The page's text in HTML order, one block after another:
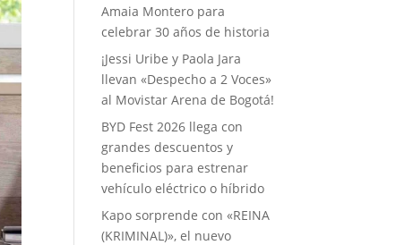
Amaia Montero para
celebrar 30 años de historia
¡Jessi Uribe y Paola Jara
llevan «Despecho a 2 Voces»
al Movistar Arena de Bogotá!
BYD Fest 2026 llega con
grandes descuentos y
beneficios para estrenar
vehículo eléctrico o híbrido
Kapo sorprende con «REINA
(KRIMINAL)», el nuevo